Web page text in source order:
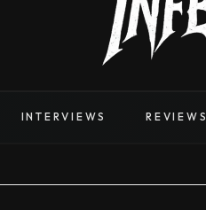
INTERVIEWS REVIEWS